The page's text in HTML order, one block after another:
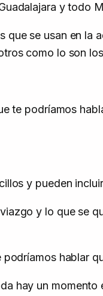
y todo
que se usan en la
como lo son
te podríamos
y pueden
y lo que se
hablar
hay un